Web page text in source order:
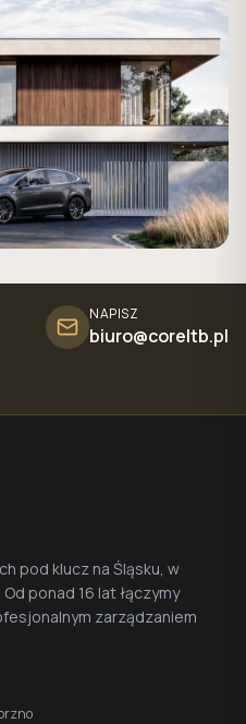
NAPISZ
biuro@coreltb.pl
pod klucz na Śląsku, w
ponad 16 lat łączymy
zarządzaniem